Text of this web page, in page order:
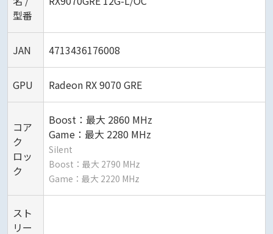
型番
JAN 4713436176008
GPU Radeon RX 9070 GRE
コア
ク
ロッ
ク
Boost：最大 2860 MHz
Game：最大 2280 MHz
Silent
Boost：最大 2790 MHz
Game：最大 2220 MHz
スト
リー